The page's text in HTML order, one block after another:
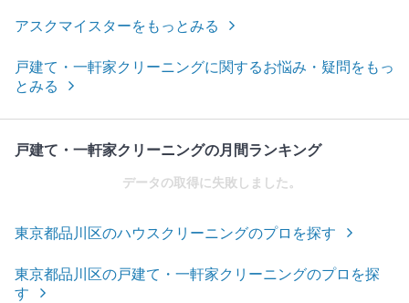
アスクマイスターをもっとみる
戸建て・一軒家クリーニングに関するお悩み・疑問をもっ
とみる
戸建て・一軒家クリーニングの月間ランキング
データの取得に失敗しました。
東京都品川区のハウスクリーニングのプロを探す
東京都品川区の戸建て・一軒家クリーニングのプロを探
す